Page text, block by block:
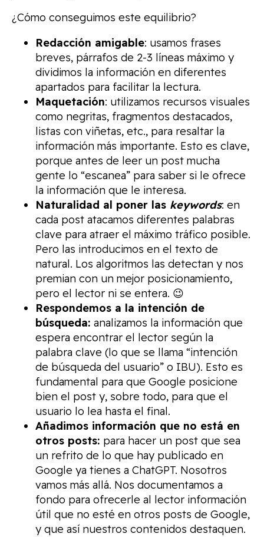
¿Cómo conseguimos este equilibrio?
Redacción amigable: usamos frases
breves, párrafos de 2-3 líneas máximo y
dividimos la información en diferentes
apartados para facilitar la lectura.
Maquetación: utilizamos recursos visuales
como negritas, fragmentos destacados,
listas con viñetas, etc., para resaltar la
información más importante. Esto es clave,
porque antes de leer un post mucha
gente lo “escanea” para saber si le ofrece
la información que le interesa.
Naturalidad al poner las keywords: en
cada post atacamos diferentes palabras
clave para atraer el máximo tráfico posible.
Pero las introducimos en el texto de
natural. Los algoritmos las detectan y nos
premian con un mejor posicionamiento,
pero el lector ni se entera. 😉
Respondemos a la intención de
búsqueda: analizamos la información que
espera encontrar el lector según la
palabra clave (lo que se llama “intención
de búsqueda del usuario” o IBU). Esto es
fundamental para que Google posicione
bien el post y, sobre todo, para que el
usuario lo lea hasta el final.
Añadimos información que no está en
otros posts: para hacer un post que sea
un refrito de lo que hay publicado en
Google ya tienes a ChatGPT. Nosotros
vamos más allá. Nos documentamos a
fondo para ofrecerle al lector información
útil que no esté en otros posts de Google,
y que así nuestros contenidos destaquen.